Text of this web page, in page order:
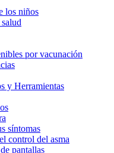
los niños
por vacunación
y Herramientas
síntomas
control del asma
pantallas